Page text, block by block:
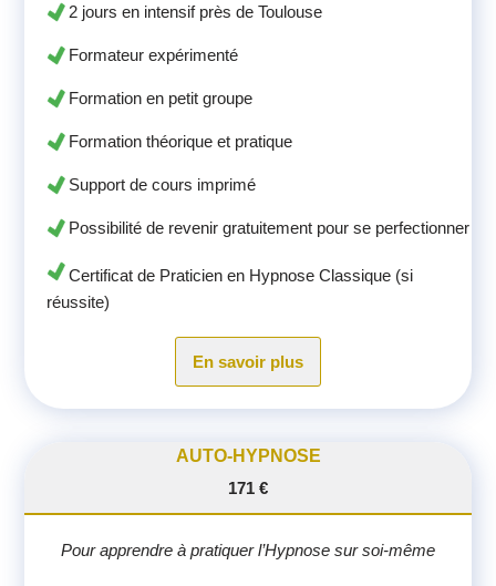
2 jours en intensif près de Toulouse
Formateur expérimenté
Formation en petit groupe
Formation théorique et pratique
Support de cours imprimé
Possibilité de revenir gratuitement pour se perfectionner
Certificat de Praticien en Hypnose Classique (si
réussite)
En savoir plus
AUTO-HYPNOSE
171 €
Pour apprendre à pratiquer l’Hypnose sur soi-même